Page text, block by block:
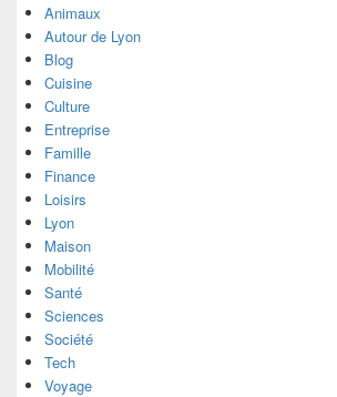
Animaux
Autour de Lyon
Blog
Cuisine
Culture
Entreprise
Famille
Finance
Loisirs
Lyon
Maison
Mobilité
Santé
Sciences
Société
Tech
Voyage